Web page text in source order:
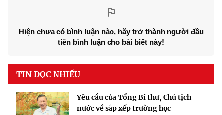
Hiện chưa có bình luận nào, hãy trở thành người đầu
tiên bình luận cho bài biết này!
TIN ĐỌC NHIỀU
Yêu cầu của Tổng Bí thư, Chủ tịch
nước về sắp xếp trường học